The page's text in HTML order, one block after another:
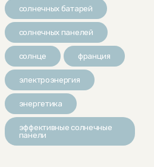
солнечных батарей
солнечных панелей
солнце франция
электроэнергия
энергетика
эффективные солнечные
панели